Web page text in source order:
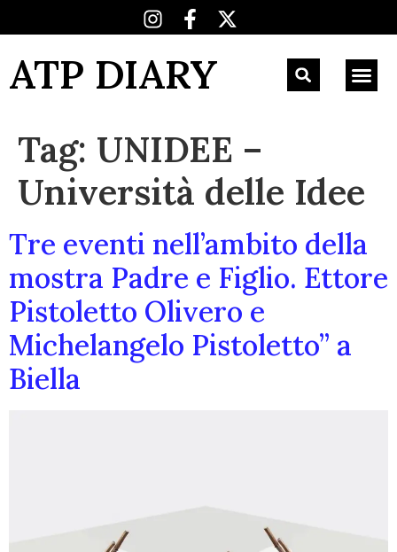
ATP DIARY
Tag: UNIDEE –
Università delle Idee
Tre eventi nell’ambito della
mostra Padre e Figlio. Ettore
Pistoletto Olivero e
Michelangelo Pistoletto” a
Biella